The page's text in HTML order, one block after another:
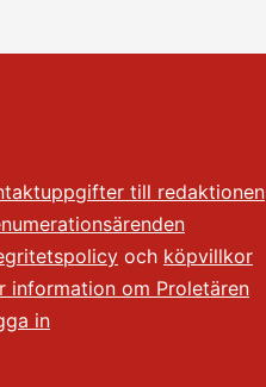
till redaktionen
och köpvillkor
information om Proletären
in